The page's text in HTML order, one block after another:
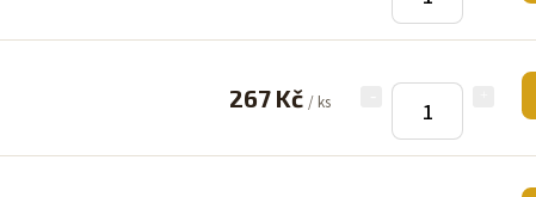
267 Kč / ks